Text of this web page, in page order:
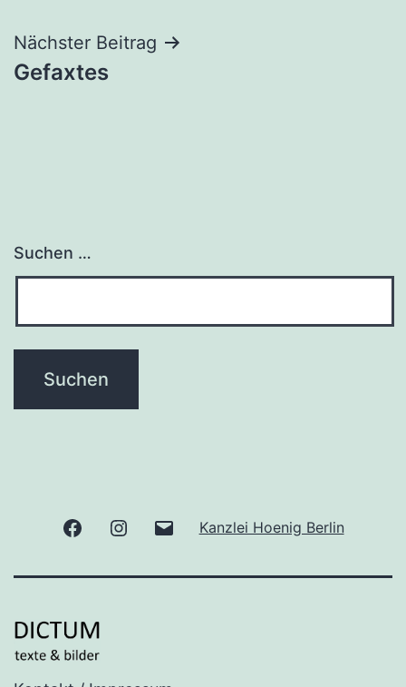
Nächster Beitrag
Gefaxtes
Suchen …
FacebookInstagram Kanzlei Hoenig Berlin